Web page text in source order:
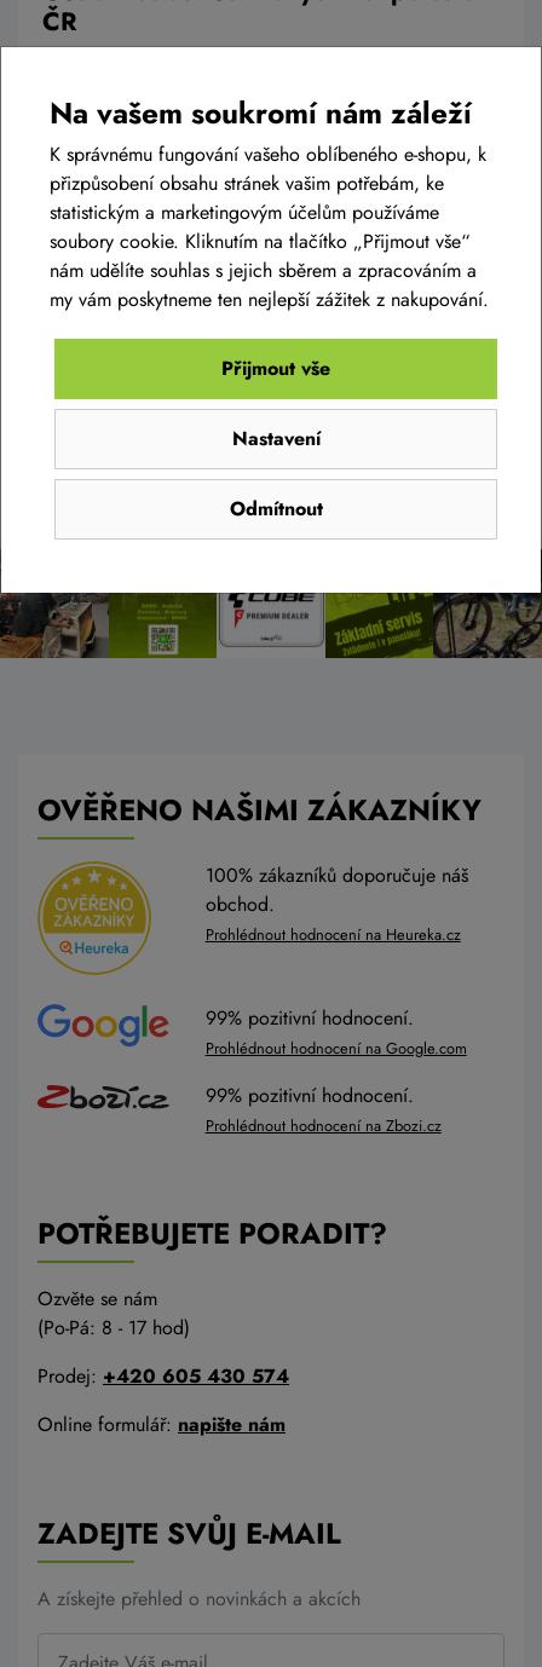
ČR
Není problém, kolo vám můžeme poslat přímo domů, ale
můžete využít našich rozšířených služeb a využít jedno z našich
mnoha prověřených výdejních míst, kde vám kolo předají
kompletně připravené a můžete se na ně obrátit i ohledně
servisu.
Číst článek
SLEDUJTE NÁŠ INSTAGRAM
@bikelife.cz
OVĚŘENO NAŠIMI ZÁKAZNÍKY
100% zákazníků doporučuje náš
obchod.
Prohlédnout hodnocení na Heureka.cz
99% pozitivní hodnocení.
Prohlédnout hodnocení na Google.com
99% pozitivní hodnocení.
Prohlédnout hodnocení na Zbozi.cz
POTŘEBUJETE PORADIT?
Ozvěte se nám
(Po-Pá: 8 - 17 hod)
Prodej: +420 605 430 574
Online formulář: napište nám
ZADEJTE SVŮJ E-MAIL
A získejte přehled o novinkách a akcích
Na vašem soukromí nám záleží
K správnému fungování vašeho oblíbeného e-shopu, k
přizpůsobení obsahu stránek vašim potřebám, ke
statistickým a marketingovým účelům používáme
soubory cookie. Kliknutím na tlačítko „Přijmout vše“
nám udělíte souhlas s jejich sběrem a zpracováním a
my vám poskytneme ten nejlepší zážitek z nakupování.
Odmítnout
Nastavení
Přijmout vše